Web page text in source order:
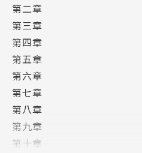
戲的哪個地方，或者反過來
型功能應該套用哪個模式最
當然不只一個，但願意把這
的「P級陣地」遊戲並撰寫
美結合》這本書來分享經驗
界的第一人，甚至在整個台
這本書的重點顯見於書名之
「遊戲開發」，且兩者的重
作者撰寫本書的目的主要有二
第二章
第三章
第四章
第五章
第六章
第七章
第八章
第九章
第十章